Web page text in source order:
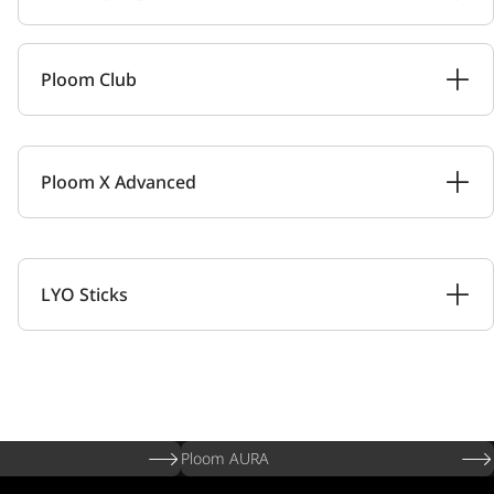
Ploom Club
Ploom X Advanced
LYO Sticks
Ploom AURA